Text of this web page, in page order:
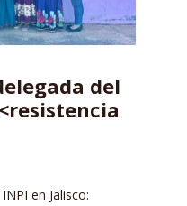
del
en Jalisco: